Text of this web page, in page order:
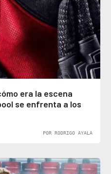
era la escena
se enfrenta a los
POR RODRIGO AYALA